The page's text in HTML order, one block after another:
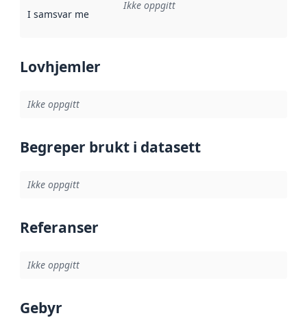
I samsvar med Referanse til en implementasjonsregel
Ikke oppgitt
Lovhjemler
Ikke oppgitt
Begreper brukt i datasett
Ikke oppgitt
Referanser
Ikke oppgitt
Gebyr